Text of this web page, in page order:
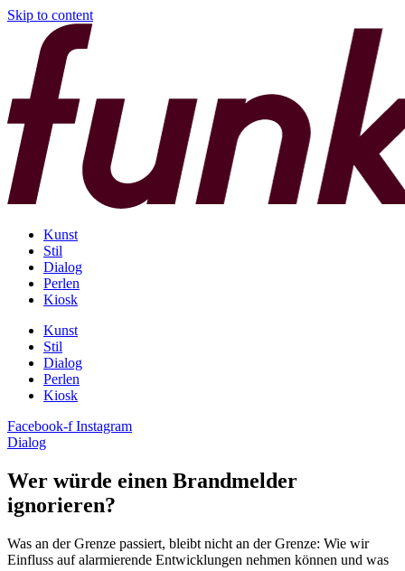
Skip to content
Kunst
Stil
Dialog
Perlen
Kiosk
Kunst
Stil
Dialog
Perlen
Kiosk
Facebook-f Instagram
Dialog
Wer würde einen Brandmelder
ignorieren?
Was an der Grenze passiert, bleibt nicht an der Grenze: Wie wir
Einfluss auf alarmierende Entwicklungen nehmen können und was